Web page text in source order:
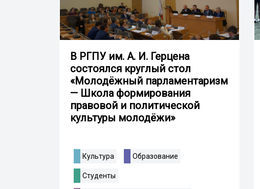
В РГПУ им. А. И. Герцена
состоялся круглый стол
«Молодёжный парламентаризм
— Школа формирования
правовой и политической
культуры молодёжи»
Культура Образование
Студенты